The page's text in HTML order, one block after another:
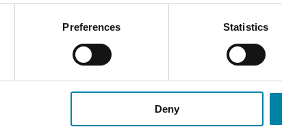
Preferences Statistics
Deny
Vi reparerer de
tale om en ridse,
Ved skader,
overfladen på
særligt fyldemiddel
vi et
instrumentpanelet,